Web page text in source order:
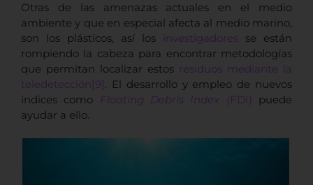
Otras de las amenazas actuales en el medio
ambiente y que en especial afecta al medio marino,
son los plásticos, así los
investigadores se están
rompiendo la cabeza para encontrar metodologías
que permitan localizar estos residuos mediante la
teledetección [9]. El desarrollo y empleo de nuevos
índices como Floating Debris Index (FDI) puede
ayudar a ello.